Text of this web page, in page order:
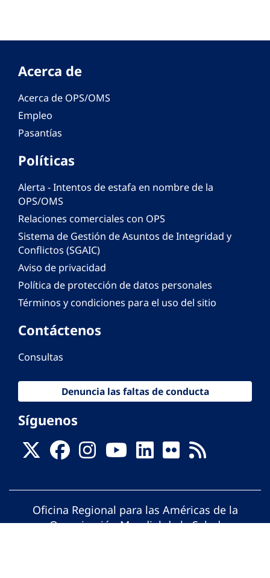
Acerca de
Acerca de OPS/OMS
Empleo
Pasantías
Políticas
Alerta - Intentos de estafa en nombre de la
OPS/OMS
Relaciones comerciales con OPS
Sistema de Gestión de Asuntos de Integridad y
Conflictos (SGAIC)
Aviso de privacidad
Política de protección de datos personales
Términos y condiciones para el uso del sitio
Contáctenos
Consultas
Denuncia las faltas de conducta
Síguenos
Oficina Regional para las Américas de la
Organización Mundial de la Salud